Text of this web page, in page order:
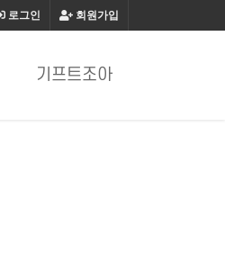
회원가입
로그인
기프트조아